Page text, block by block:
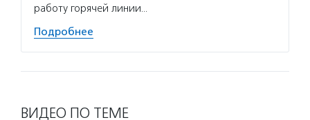
работу горячей линии…
Подробнее
ВИДЕО ПО ТЕМЕ